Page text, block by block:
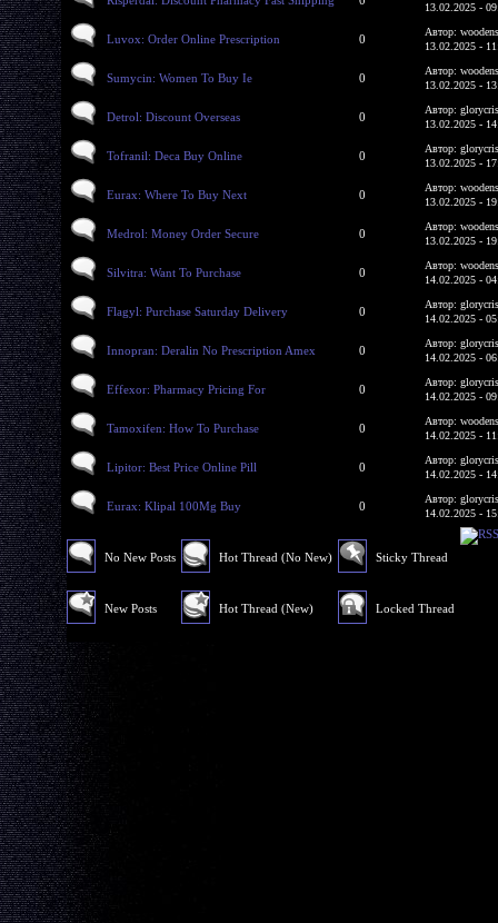
13.02.2025 -
Luvox: Order Online Prescription 0
Автор:
13.02.2025 -
Sumycin: Women To Buy Ie 0
Автор:
13.02.2025 -
Detrol: Discount Overseas 0
Автор:
13.02.2025 -
Tofranil: Deca Buy Online 0
Автор:
13.02.2025 -
Eurax: Where To Buy Next 0
Автор:
13.02.2025 -
Medrol: Money Order Secure 0
Автор:
13.02.2025 -
Silvitra: Want To Purchase 0
Автор:
14.02.2025 -
Flagyl: Purchase Saturday Delivery 0
Автор:
14.02.2025 -
Innopran: Deralin No Prescription Amex 0
Автор:
14.02.2025 -
Effexor: Pharmacy Pricing For 0
Автор:
14.02.2025 -
Tamoxifen: How To Purchase 0
Автор:
14.02.2025 -
Lipitor: Best Price Online Pill 0
Автор:
14.02.2025 -
Eurax: Klipal 100Mg Buy 0
Автор:
14.02.2025 -
No New Posts
New Posts
Hot Thread (No New)
Hot Thread (New)
Sticky Thread
Locked Thread